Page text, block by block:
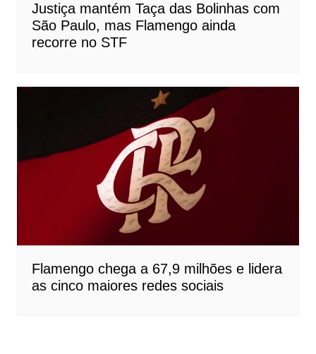
Justiça mantém Taça das Bolinhas com
São Paulo, mas Flamengo ainda
recorre no STF
Flamengo chega a 67,9 milhões e lidera
as cinco maiores redes sociais